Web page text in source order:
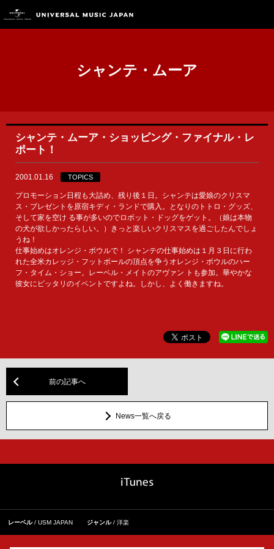
シャンテ・ムーア
シャンテ・ムーア・ショッピング・ファイナル・レ
ポート！
2001.01.16 TOPICS
プロモーション日程も大詰め、残り後１日。シャンテは愛娘のクリスマ
ス・プレゼントを原宿キディ・ランドで購入。となりのトトロ・グッズ、
そして家を空け る事が多いのでロボット・ドッグをゲット。（娘は本物
の犬が欲しかったらしい。）きっと楽しいクリスマスを過ごしたんでしょ
うね！
仕事始めはオレンジ・ボウルで！ シャンテの仕事始めは１月３日に行わ
れた全米カレッジ・フットボールの頂点を争うオレンジ・ボウルのハー
フ・タイム・ショー。レーベル・メイトのアヴァン トも参加。華やかな
彼女にピッタリのイベントですよね。しかし、よく働きますね。
前の記事へ
News一覧へ戻る
レーベル USM JAPAN ジャンル 洋楽